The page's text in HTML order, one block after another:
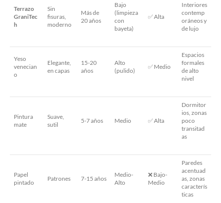
Terrazo
GraniTec
h
Sin
fisuras,
moderno
Más de
20 años
Bajo
(limpieza
con
bayeta)
✅ Alta
Interiores
contemp
oráneos y
de lujo
Yeso
venecian
o
Elegante,
en capas
15-20
años
Alto
(pulido)
✅ Medio
Espacios
formales
de alto
nivel
Pintura
mate
Suave,
sutil
5-7 años Medio ✅ Alta
Dormitor
ios, zonas
poco
transitad
as
Papel
pintado
Patrones 7-15 años
Medio-
Alto
❌ Bajo-
Medio
Paredes
acentuad
as, zonas
caracterís
ticas